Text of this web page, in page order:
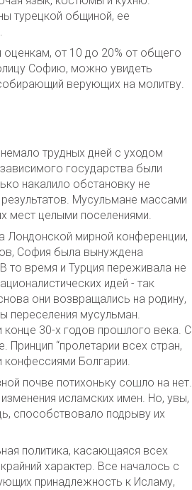
турецкой общиной, ее
оценкам, от 10 до 20% от общего
Софию, можно увидеть
верующих на молитву.
трудных дней с уходом
государства были
накалило обстановку не
Мусульмане массами
мест целыми поселениями.
Лондонской мирной конференции,
София была вынуждена
то время и Турция переживала не
идей - так
они возвращались на родину,
переселения мусульман.
30-х годов прошлого века. С
“пролетарии всех стран,
конфессиями Болгарии.
почве потихоньку сошло на нет.
исламских имен. Но, увы,
способствовало подрыву их
политика, касающаяся всех
характер. Все началось с
принадлежность к Исламу,